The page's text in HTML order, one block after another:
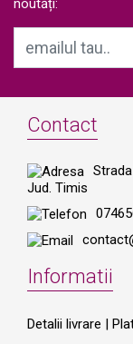
noutăți:
Contact
Jud. Timis
Informatii
Detalii livrare |